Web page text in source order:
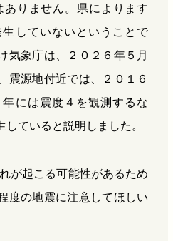
りません。県によります
していないということで
気象庁は、２０２６年５月
震源地付近では、２０１６
には震度４を観測するな
ていると説明しました。
が起こる可能性があるため
度の地震に注意してほしい